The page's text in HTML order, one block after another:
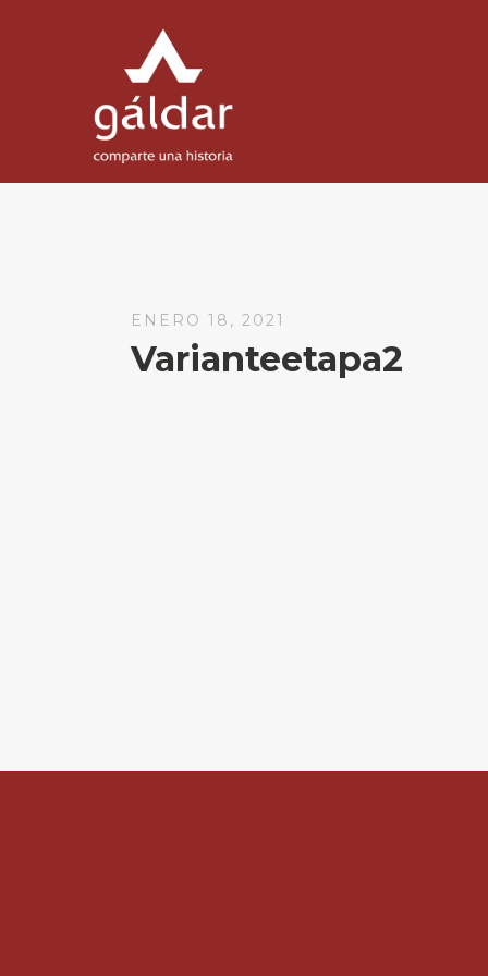
ENERO 18, 2021
Varianteetapa2